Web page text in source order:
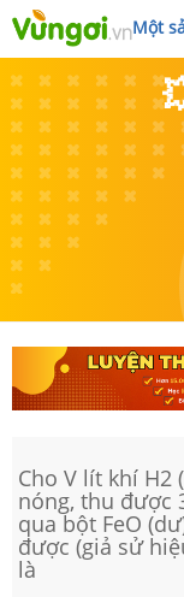
Một
Cho V lít khí H2
nóng, thu được
qua bột FeO
được (giả sử
là